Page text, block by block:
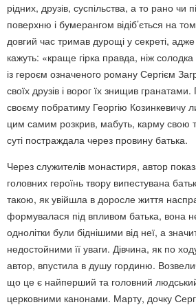
рідних, друзів, суспільства, а то рано чи
поверхню і бумерангом відіб’ється на
довгий час тримав дурощі у секреті,
кажуть: «краще гірка правда, ніж
із героєм означеного роману Сергієм
своїх друзів і ворог їх знищив
своєму побратиму Георгію Козинкевичу
цим самим розкрив, мабуть, карму свою
суті постраждала через провину батька.
Через служителів монастиря, автор
головних героїнь твору випестувана
такою, як увійшла в доросле життя
формувалася під впливом батька, вона
однолітки були біднішими від неї, а
недостойними її уваги. Дівчина, як по
автор, впустила в душу гординю.
що це є найперший та головний
церковними канонами. Марту, дочку